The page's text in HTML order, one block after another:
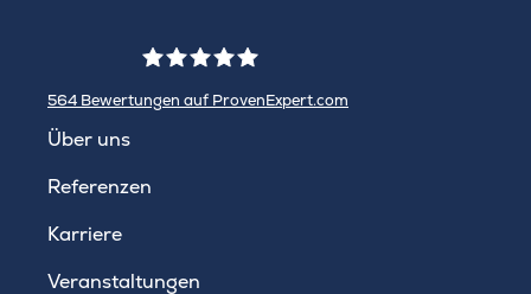
564 Bewertungen auf ProvenExpert.com
Über uns
Referenzen
Karriere
Veranstaltungen